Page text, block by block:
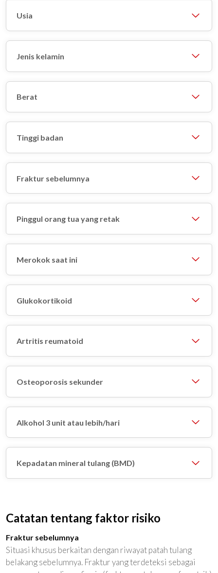
Usia
Jenis kelamin
Berat
Tinggi badan
Fraktur sebelumnya
Pinggul orang tua yang retak
Merokok saat ini
Glukokortikoid
Artritis reumatoid
Osteoporosis sekunder
Alkohol 3 unit atau lebih/hari
Kepadatan mineral tulang (BMD)
Catatan tentang faktor risiko
Fraktur sebelumnya
Situasi khusus berkaitan dengan riwayat patah tulang
belakang sebelumnya. Fraktur yang terdeteksi sebagai